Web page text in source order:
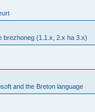
brezhoneg (1.1.x, 2.x ha 3.x)
and the Breton language